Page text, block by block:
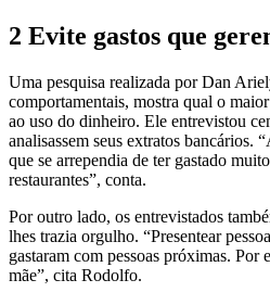
2 Evite gastos que
Uma pesquisa realizada por Dan
comportamentais, mostra qual o
ao uso do dinheiro. Ele entrevistou
analisassem seus extratos bancários.
que se arrependia de ter gastado
restaurantes”, conta.
Por outro lado, os entrevistados
lhes trazia orgulho. “Presentear
gastaram com pessoas próximas. Por
mãe”, cita Rodolfo.